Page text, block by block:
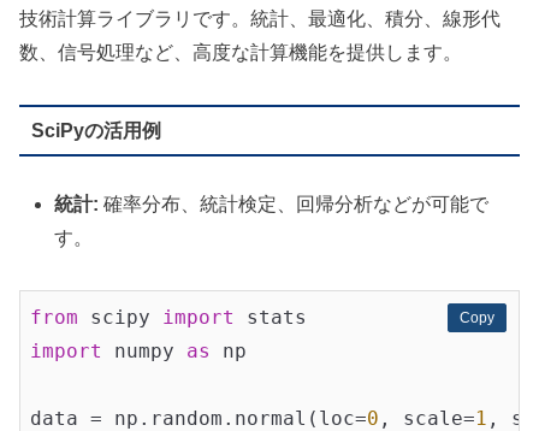
技術計算ライブラリです。統計、最適化、積分、線形代
数、信号処理など、高度な計算機能を提供します。
SciPyの活用例
統計: 確率分布、統計検定、回帰分析などが可能で
す。
Copy
Copy
from scipy import
import
numpy as np
data = np.random.normal(loc=0 , scale=1 ,